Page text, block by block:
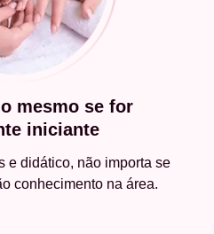
mesmo se for
iniciante
e didático, não importa se
conhecimento na área.